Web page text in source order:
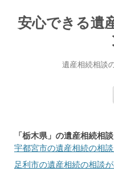
安心できる遺
遺産相続相談
「栃木県」の遺産相続相談
宇都宮市の遺産相続の相
足利市の遺産相続の相談